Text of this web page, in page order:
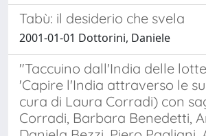
Tabù: il desiderio che svela
2001-01-01 Dottorini, Daniele
"Taccuino dall'India delle
'Capire l'India attraverso le
cura di Laura Corradi) con
Corradi, Barbara Benedetti,